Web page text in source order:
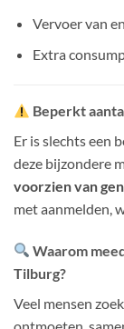
Vervoer van
Extra
Beperkt
Er is slechts een
deze bijzondere
voorzien van
met aanmelden,
Waarom
Tilburg?
Veel mensen